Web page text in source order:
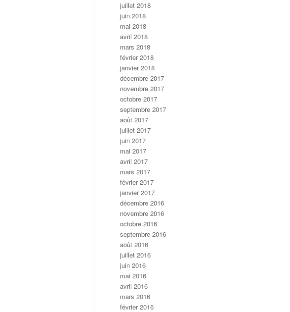
juillet 2018
juin 2018
mai 2018
avril 2018
mars 2018
février 2018
janvier 2018
décembre 2017
novembre 2017
octobre 2017
septembre 2017
août 2017
juillet 2017
juin 2017
mai 2017
avril 2017
mars 2017
février 2017
janvier 2017
décembre 2016
novembre 2016
octobre 2016
septembre 2016
août 2016
juillet 2016
juin 2016
mai 2016
avril 2016
mars 2016
février 2016